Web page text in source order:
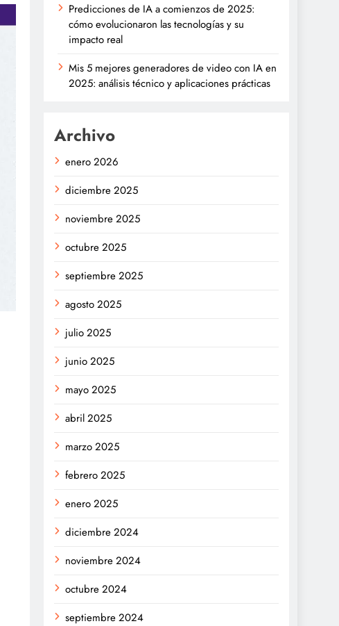
Predicciones de IA a comienzos de 2025:
cómo evolucionaron las tecnologías y su
impacto real
Mis 5 mejores generadores de video con IA en
2025: análisis técnico y aplicaciones prácticas
Archivo
enero 2026
diciembre 2025
noviembre 2025
octubre 2025
septiembre 2025
agosto 2025
julio 2025
junio 2025
mayo 2025
abril 2025
marzo 2025
febrero 2025
enero 2025
diciembre 2024
noviembre 2024
octubre 2024
septiembre 2024